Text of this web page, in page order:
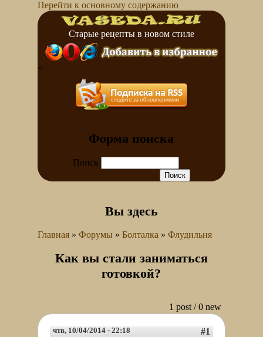
Перейти к основному содержанию
Старые рецепты в новом стиле
<
Форма поиска
Поиск
Вы здесь
Главная » Форумы » Болталка » Флудильня
Как вы стали заниматься
готовкой?
1 post / 0 new
чтв, 10/04/2014 - 22:18 #1